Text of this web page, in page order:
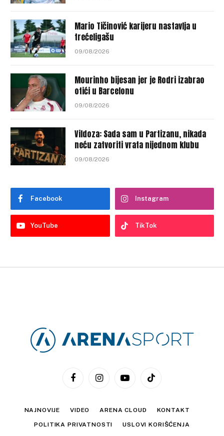
Mario Tičinović karijeru nastavlja u
trećeligašu
09/08/2026
Mourinho bijesan jer je Rodri izabrao
otići u Barcelonu
09/08/2026
Vildoza: Sada sam u Partizanu, nikada
neću zatvoriti vrata nijednom klubu
09/08/2026
Facebook Instagram
YouTube TikTok
FacebookInstagramYouTubeTikTok
NAJNOVIJE VIDEO ARENA CLOUD KONTAKT
POLITIKA PRIVATNOSTI USLOVI KORIŠĆENJA